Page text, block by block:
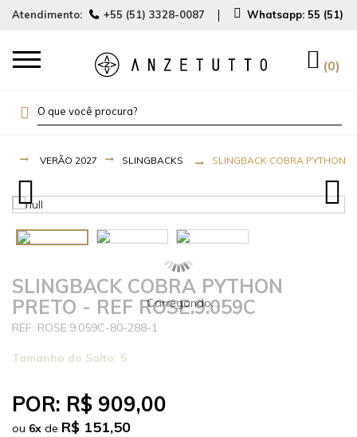
Atendimento: +55 (51) 3328-0087 Whatsapp: 55 (51)
0
VERÃO 2027 SLINGBACKS SLINGBACK COBRA PYTHON
SLINGBACK COBRA PYTHON
PRETO - REF ROSE.9.059C
ROSE.9.059C-80-288-1
Tamanho do Salto: 5
POR: R$ 909,00
ou 6x de R$ 151,50